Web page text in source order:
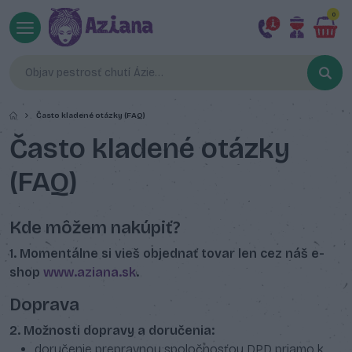
0
Často kladené otázky (FAQ)
Často kladené otázky
(FAQ)
Kde môžem nakúpiť?
1. Momentálne si vieš objednať tovar len cez náš e-
shop www.aziana.sk.
Doprava
2. Možnosti dopravy a doručenia: